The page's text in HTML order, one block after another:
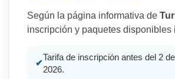
Según la página informativa de Tur
inscripción y paquetes disponibles
Tarifa de inscripción antes del 2
2026.